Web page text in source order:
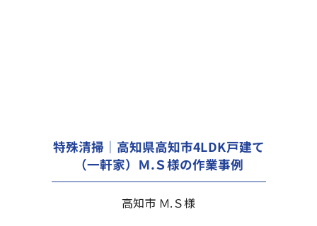
特殊清掃｜高知県高知市4LDK戸建て
（一軒家）Ｍ.Ｓ様の作業事例
高知市 Ｍ.Ｓ様